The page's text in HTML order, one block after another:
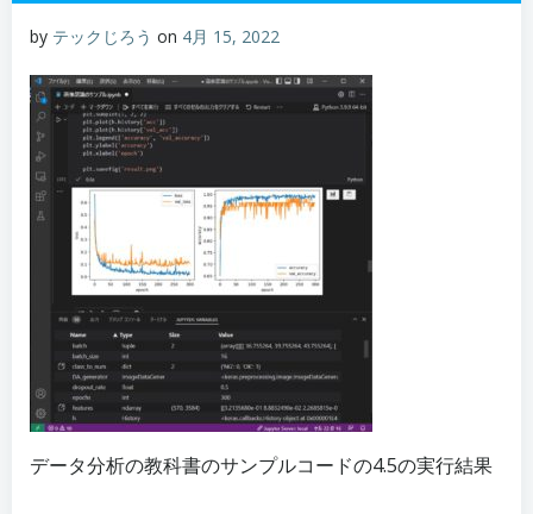
by テックじろう on 4月 15, 2022
データ分析の教科書のサンプルコードの4.5の実行結果